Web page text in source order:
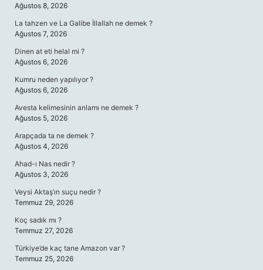
Ağustos 8, 2026
La tahzen ve La Galibe İllallah ne demek ?
Ağustos 7, 2026
Dinen at eti helal mi ?
Ağustos 6, 2026
Kumru neden yapılıyor ?
Ağustos 6, 2026
Avesta kelimesinin anlamı ne demek ?
Ağustos 5, 2026
Arapçada ta ne demek ?
Ağustos 4, 2026
Ahad-ı Nas nedir ?
Ağustos 3, 2026
Veysi Aktaş’ın suçu nedir ?
Temmuz 29, 2026
Koç sadık mı ?
Temmuz 27, 2026
Türkiye’de kaç tane Amazon var ?
Temmuz 25, 2026